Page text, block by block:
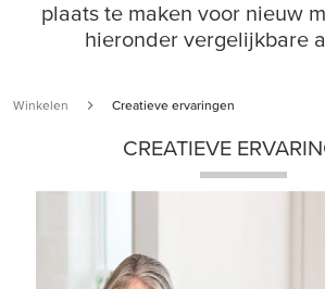
plaats te maken voor nieuw
hieronder vergelijkbare
Winkelen Creatieve ervaringen
CREATIEVE